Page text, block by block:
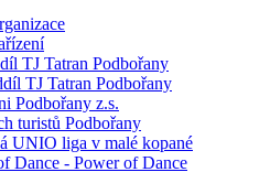
TJ Tatran Podbořany
TJ Tatran Podbořany
Podbořany z.s.
turistů Podbořany
UNIO liga v malé kopané
Dance - Power of Dance